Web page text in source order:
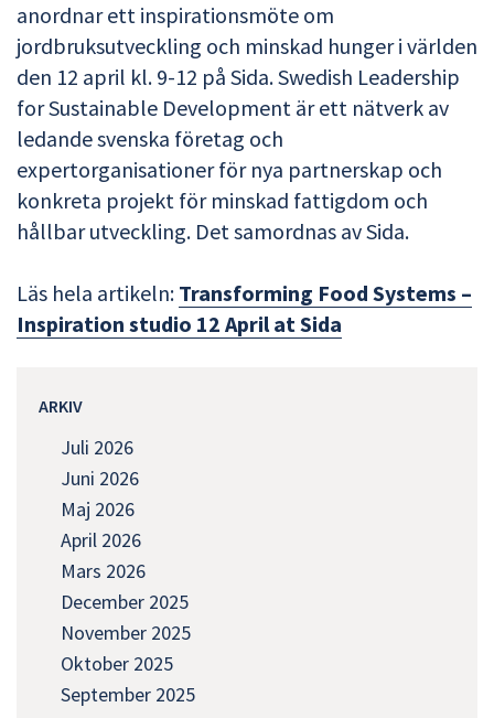
anordnar ett inspirationsmöte om
jordbruksutveckling och minskad hunger i världen
den 12 april kl. 9-12 på Sida. Swedish Leadership
for Sustainable Development är ett nätverk av
ledande svenska företag och
expertorganisationer för nya partnerskap och
konkreta projekt för minskad fattigdom och
hållbar utveckling. Det samordnas av Sida.
Läs hela artikeln: Transforming Food Systems –
Inspiration studio 12 April at Sida
ARKIV
Juli 2026
Juni 2026
Maj 2026
April 2026
Mars 2026
December 2025
November 2025
Oktober 2025
September 2025